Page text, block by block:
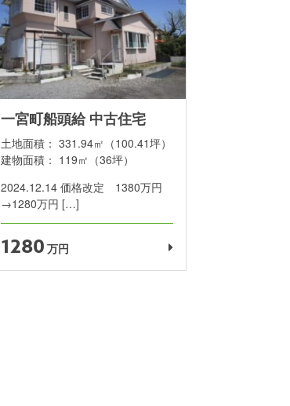
一宮町船頭給 中古住宅
土地面積： 331.94㎡（100.41坪）
建物面積： 119㎡（36坪）
2024.12.14 価格改定 1380万円
→1280万円 […]
1280万円